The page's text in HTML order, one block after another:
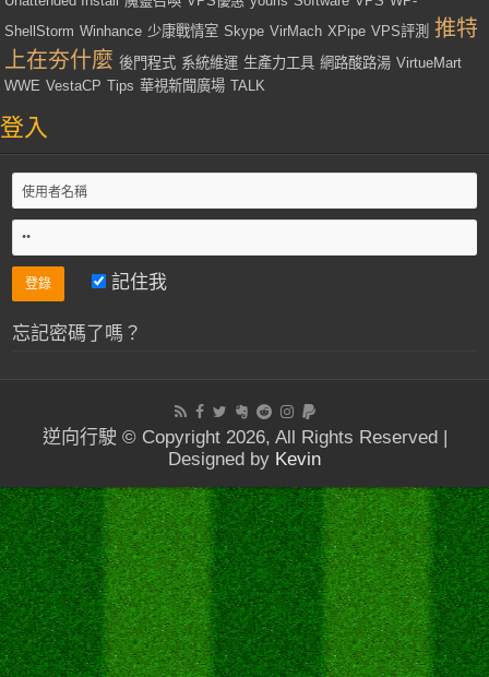
ShellStorm Winhance 少康戰情室 Skype VirMach XPipe VPS評測 推特
上在夯什麼 後門程式 系統維運 生產力工具 網路酸路湯 VirtueMart
WWE VestaCP Tips 華視新聞廣場 TALK
登入
記住我
忘記密碼了嗎？
逆向行駛 © Copyright 2026, All Rights Reserved |
Designed by Kevin